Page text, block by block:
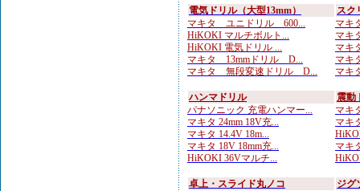
電気ドリル（大型13mm）
マキタ ユニドリル 600...
HiKOKI マルチボルト...
HiKOKI 電気ドリル ...
マキタ 13mmドリル D...
マキタ 無段変速ドリル D...
スク
マキ
マキ
マキ
マキ
マキ
ハンマドリル
パナソニック 充電ハンマー...
マキタ 24mm 18V充...
マキタ 14.4V 18m...
マキタ 18V 18mm充...
HiKOKI 36Vマルチ...
震動
マキ
マキ
マキ
卓上・スライド丸ノコ
ジグ